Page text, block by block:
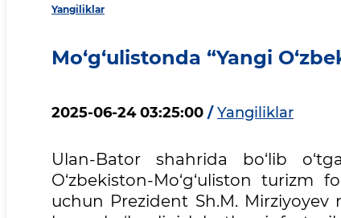
Yangiliklar
Mo‘g‘ulistonda “Yangi
2025-06-24 03:25:00 / Yangiliklar
Ulan-Bator shahrida bo‘lib
O‘zbekiston-Mo‘g‘uliston
uchun Prezident Sh.M.